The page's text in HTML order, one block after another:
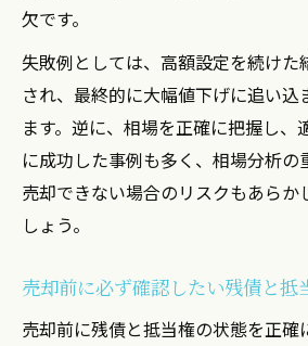
欠です。
失敗例としては、高額設定を続けた
され、最終的に大幅値下げに追い込
ます。逆に、相場を正確に把握し、
に成功した事例も多く、相場分析の
売却できない場合のリスクもあらか
しょう。
売却前に必ず確認したい残債と抵
売却前に残債と抵当権の状態を正確